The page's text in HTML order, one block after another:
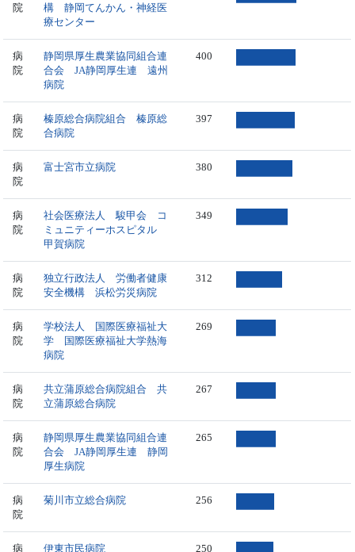
院
構 静岡てんかん・神経医
療センター
病
院
静岡県厚生農業協同組合連
合会 JA静岡厚生連 遠州
病院
400
病
院
榛原総合病院組合 榛原総
合病院
397
病
院
富士宮市立病院 380
病
院
社会医療法人 駿甲会 コ
ミュニティーホスピタル
甲賀病院
349
病
院
独立行政法人 労働者健康
安全機構 浜松労災病院
312
病
院
学校法人 国際医療福祉大
学 国際医療福祉大学熱海
病院
269
病
院
共立蒲原総合病院組合 共
立蒲原総合病院
267
病
院
静岡県厚生農業協同組合連
合会 JA静岡厚生連 静岡
厚生病院
265
病
院
菊川市立総合病院 256
病 伊東市民病院 250